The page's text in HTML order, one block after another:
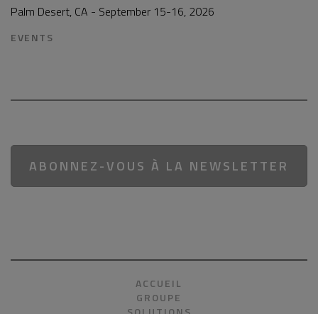
Palm Desert, CA - September 15-16, 2026
EVENTS
ABONNEZ-VOUS À LA NEWSLETTER
ACCUEIL
GROUPE